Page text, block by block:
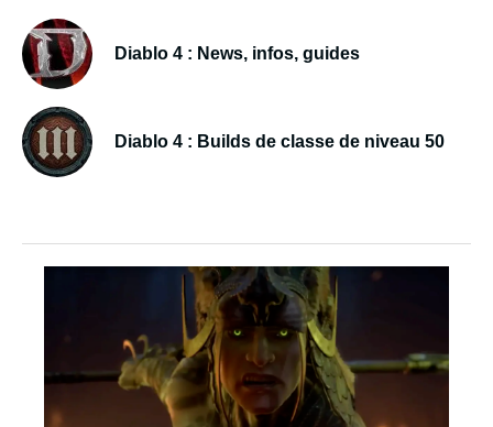
Diablo 4 : News, infos, guides
Diablo 4 : Builds de classe de niveau 50